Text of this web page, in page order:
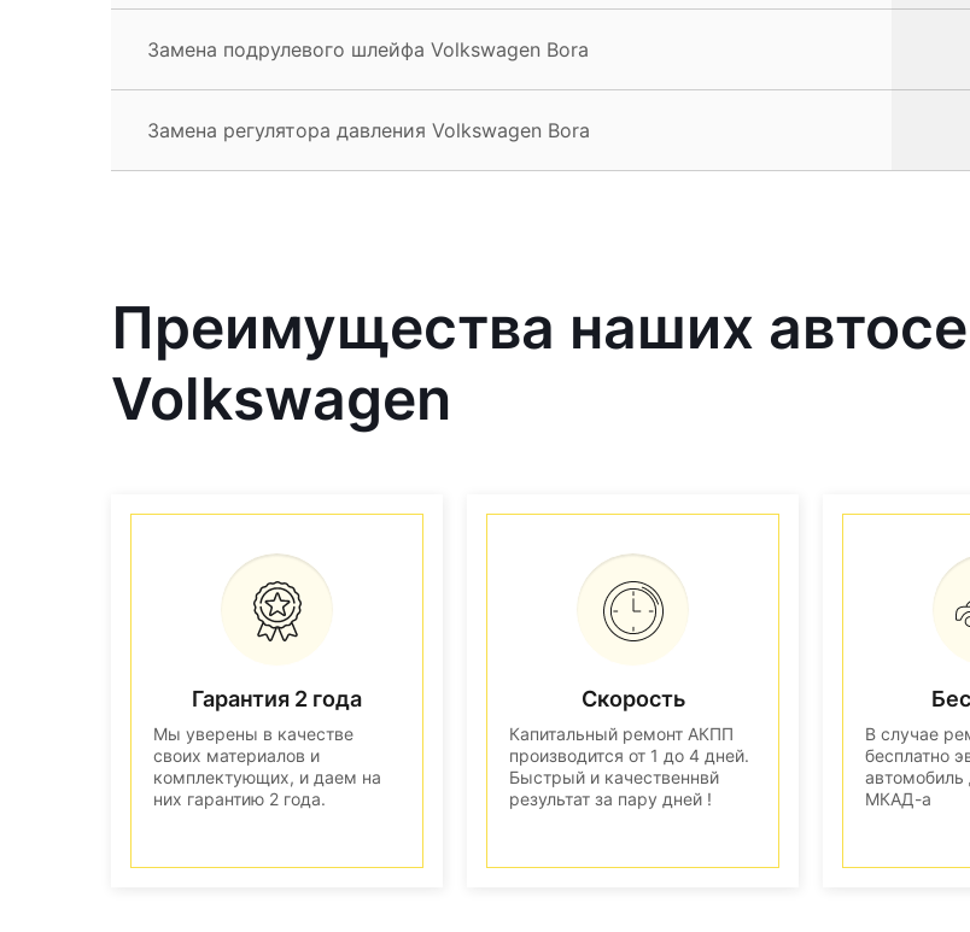
Замена подрулевого шлейфа Volkswagen Bora
Замена регулятора давления Volkswagen Bora
Преимущества наших
Volkswagen
Гарантия 2 года
Мы уверены в качестве
своих материалов и
комплектующих, и даем на
них гарантию 2 года.
Скорость
Капитальный ремонт АКПП
производится от 1 до 4 дней.
Быстрый и качественнвй
результат за пару дней !
В случае
бесплатно
МКАД-а